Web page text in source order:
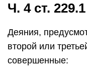
Ч. 4 ст.
Деяния,
второй или
совершенные: